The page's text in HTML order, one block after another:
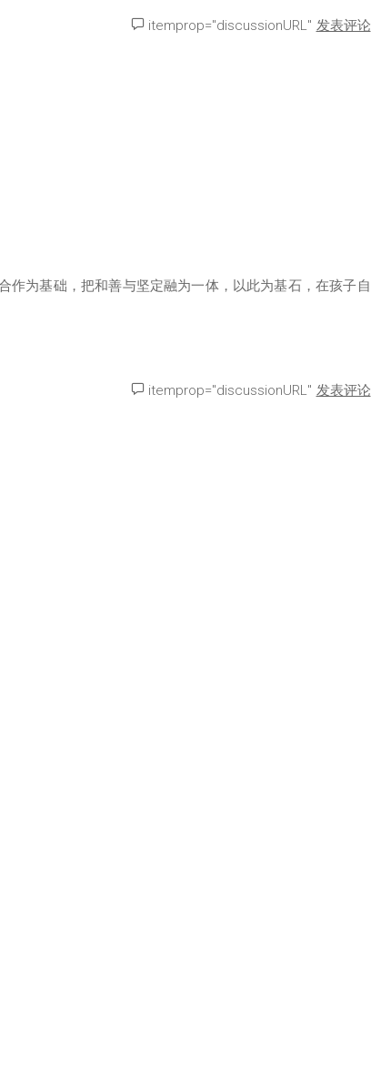
itemprop="discussionURL" 发表评论
作为基础，把和善与坚定融为一体，以此为基石，在孩子自
itemprop="discussionURL" 发表评论